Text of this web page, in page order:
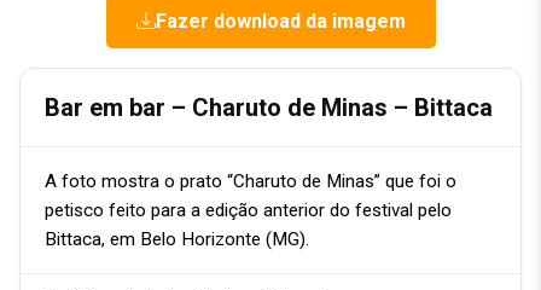
Fazer download da imagem
Bar em bar – Charuto de Minas – Bittaca
A foto mostra o prato “Charuto de Minas” que foi o
petisco feito para a edição anterior do festival pelo
Bittaca, em Belo Horizonte (MG).